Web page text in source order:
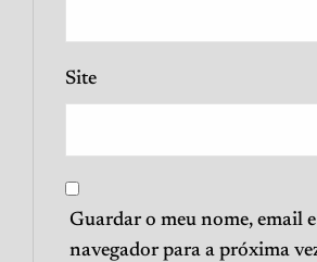
Site
Guardar o meu nome, email
navegador para a próxima